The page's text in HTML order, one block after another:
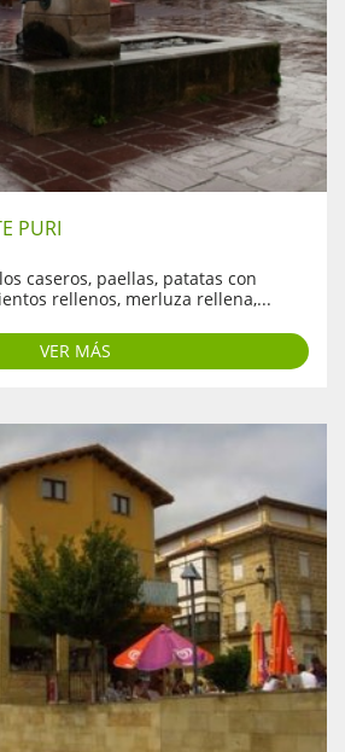
PURI
caseros, paellas, patatas con
rellenos, merluza rellena,...
VER MÁS